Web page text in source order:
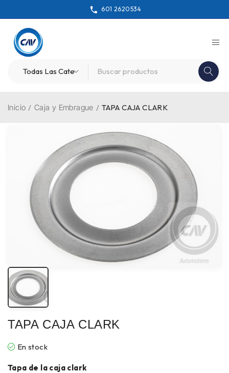
601 2620534
Inicio / Caja y Embrague / TAPA CAJA CLARK
TAPA CAJA CLARK
En stock
Tapa de la caja clark